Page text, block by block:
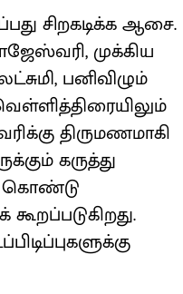
சிறகடிக்க ஆசை.
முக்கிய
பனிவிழும்
திருமணமாகி
கருத்து
கொண்டு